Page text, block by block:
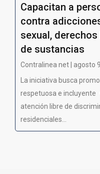
Capacitan a
contra
sexual,
de sustancias
Contralinea net | agosto
La iniciativa busca
respetuosa e incluyente
atención libre de
residenciales...